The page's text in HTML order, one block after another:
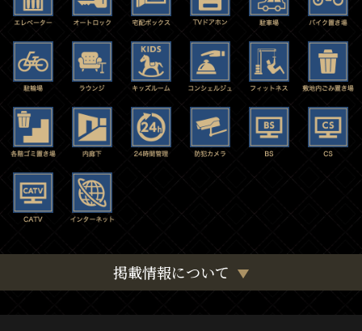
掲載情報について